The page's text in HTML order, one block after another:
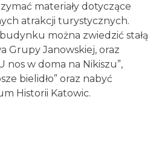
materiały dotyczące
atrakcji turystycznych.
można zwiedzić stałą
Grupy Janowskiej, oraz
nos w doma na Nikiszu”,
bielidło” oraz nabyć
Historii Katowic.